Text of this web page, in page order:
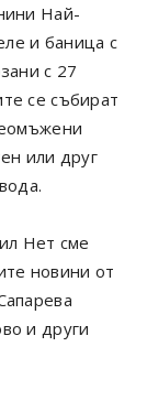
Най-
и баница с
с 27
се събират
или друг
Нет сме
новини от
и други